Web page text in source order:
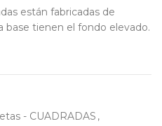
están fabricadas de
base tienen el fondo elevado.
- CUADRADAS ,